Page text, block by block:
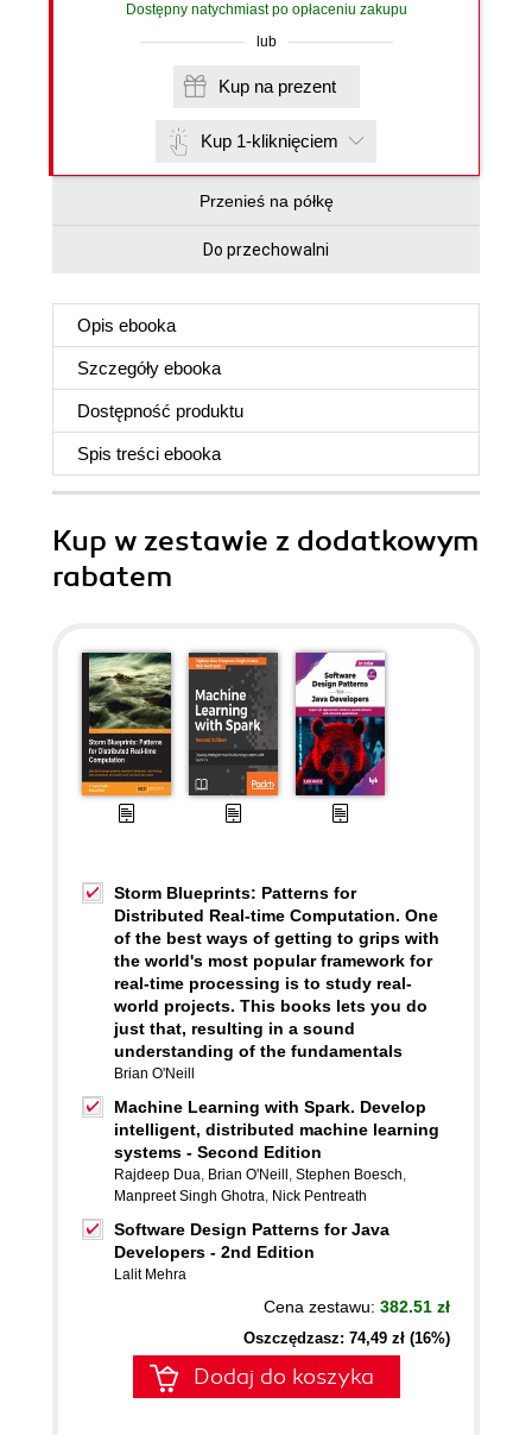
Dostępny natychmiast po opłaceniu zakupu
lub
Kup na prezent
Kup 1-kliknięciem
Przenieś na półkę
Do przechowalni
Opis ebooka
Szczegóły ebooka
Dostępność produktu
Spis treści ebooka
Kup w zestawie z dodatkowym
rabatem
Storm Blueprints: Patterns for
Distributed Real-time Computation. One
of the best ways of getting to grips with
the world's most popular framework for
real-time processing is to study real-
world projects. This books lets you do
just that, resulting in a sound
understanding of the fundamentals
Brian O'Neill
Machine Learning with Spark. Develop
intelligent, distributed machine learning
systems - Second Edition
Rajdeep Dua, Brian O'Neill , Stephen Boesch,
Manpreet Singh Ghotra, Nick Pentreath
Software Design Patterns for Java
Developers - 2nd Edition
Lalit Mehra
Cena zestawu: 382.51 zł
Oszczędzasz: 74,49 zł (16%)
Dodaj do koszyka